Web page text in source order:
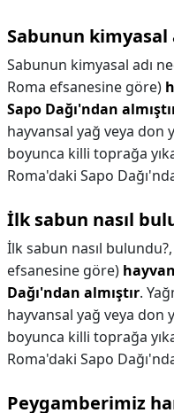
Sabunun kimyasal
Sabunun kimyasal adı
Roma efsanesine göre)
Sapo Dağı'ndan
hayvansal yağ veya don
boyunca killi toprağa
Roma'daki Sapo
İlk sabun nasıl
İlk sabun nasıl bulundu?,
efsanesine göre)
Dağı'ndan almıştır.
hayvansal yağ veya don
boyunca killi toprağa
Roma'daki Sapo
Peygamberimiz